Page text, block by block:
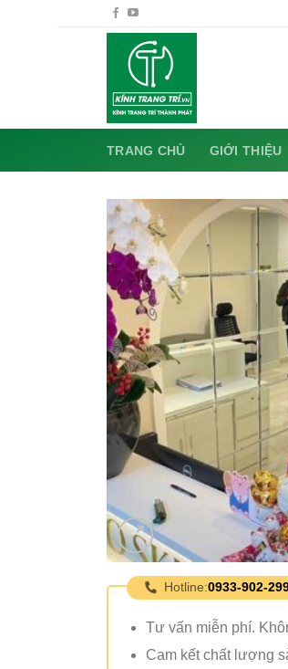
TRANG CHỦ GIỚI THIỆU
Hotline:0933-902-
Tư vấn miễn phí.
Cam kết chất lượng